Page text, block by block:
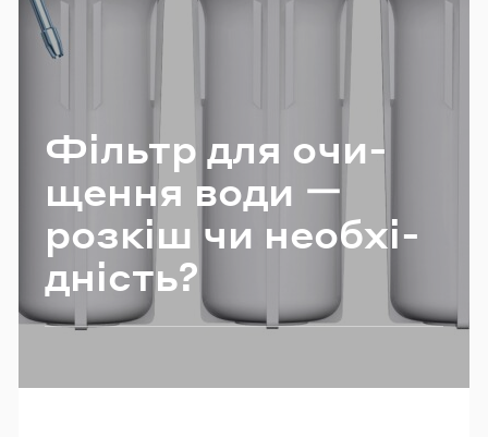
Фільтр для очи­
ще­н­ня води ー
роз­кіш чи не­об­хі­
дність?
Пароль
УВІЙТИ